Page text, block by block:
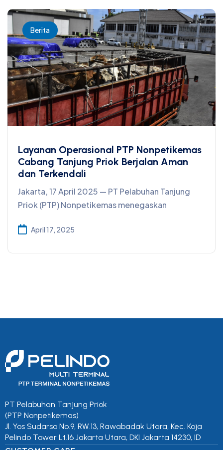
Berita
Layanan Operasional PTP Nonpetikemas
Cabang Tanjung Priok Berjalan Aman
dan Terkendali
Jakarta, 17 April 2025 — PT Pelabuhan Tanjung
Priok (PTP) Nonpetikemas menegaskan
April 17, 2025
PT Pelabuhan Tanjung Priok
(PTP Nonpetikemas)
Jl. Yos Sudarso No.9, RW.13, Rawabadak Utara, Kec. Koja
Pelindo Tower Lt.16 Jakarta Utara, DKI Jakarta 14230, ID